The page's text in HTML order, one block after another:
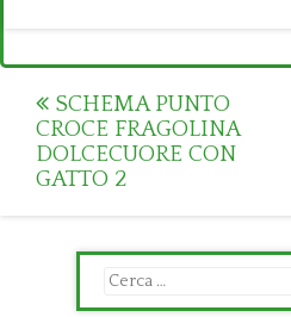
Post
navigation
SCHEMA PUNTO
CROCE FRAGOLINA
DOLCECUORE CON
GATTO 2
Ricerca
per: